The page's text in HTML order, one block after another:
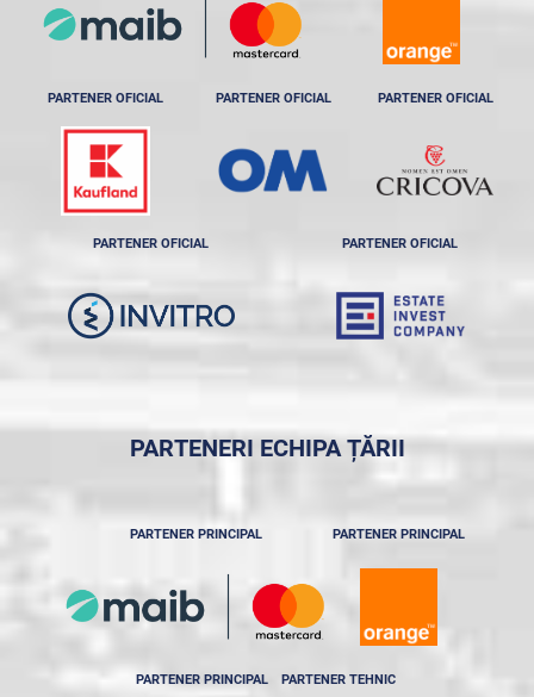
PARTENER OFICIAL PARTENER OFICIAL PARTENER OFICIAL
PARTENER OFICIAL PARTENER OFICIAL
PARTENERI ECHIPA ȚĂRII
PARTENER PRINCIPAL PARTENER PRINCIPAL
PARTENER PRINCIPAL PARTENER TEHNIC